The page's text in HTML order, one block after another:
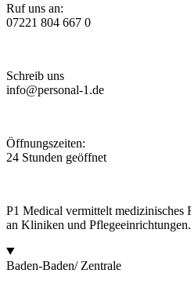
Ruf uns an:
07221 804 667 0
Schreib uns
info@personal-1.de
Öffnungszeiten:
24 Stunden geöffnet
P1 Medical vermittelt medizinisches
an Kliniken und Pflegeeinrichtungen.
Baden-Baden/ Zentrale